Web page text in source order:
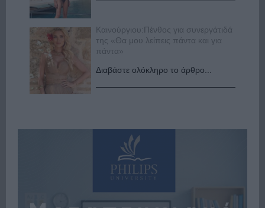
Καινούργιου:Πένθος για συνεργάτιδά
της «Θα μου λείπεις πάντα και για
πάντα»
Διαβάστε ολόκληρο το άρθρο...